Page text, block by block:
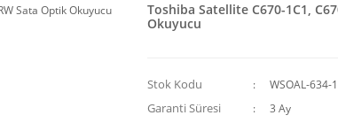
Toshiba Satellite C670-1C1,
Okuyucu
Stok Kodu WSOAL-634-
Garanti Süresi 3 Ay